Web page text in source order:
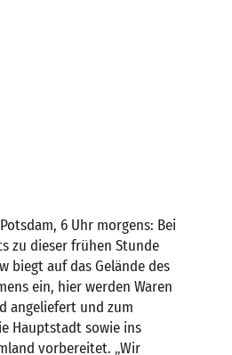
6 Uhr morgens: Bei
zu dieser frühen Stunde
biegt auf das Gelände des
ein, hier werden Waren
angeliefert und zum
Hauptstadt sowie ins
vorbereitet. „Wir